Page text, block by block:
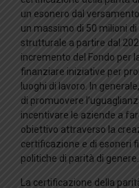
un esonero dal
un massimo di 50 milioni
strutturale a partire dal
incremento del Fondo per
finanziare iniziative per
luoghi di lavoro. In
di promuovere
incentivare le aziende a
obiettivo attraverso la
certificazione e di esoneri
politiche di parità di genere.
La certificazione della